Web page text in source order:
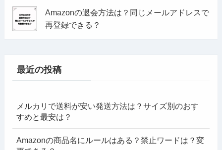
Amazonの退会方法は？同じメールアドレスで
再登録できる？
最近の投稿
メルカリで送料が安い発送方法は？サイズ別のおす
すめと最安は？
Amazonの商品名にルールはある？禁止ワードは？変